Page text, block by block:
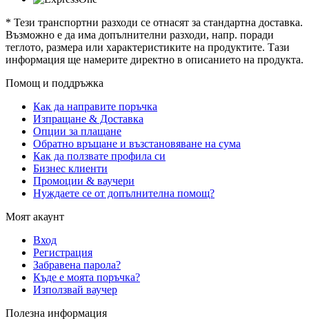
* Тези транспортни разходи се отнасят за стандартна доставка.
Възможно е да има допълнителни разходи, напр. поради
теглото, размера или характеристиките на продуктите. Тази
информация ще намерите директно в описанието на продукта.
Помощ и поддръжка
Как да направите поръчка
Изпращане & Доставка
Опции за плащане
Обратно връщане и възстановяване на сума
Как да ползвате профила си
Бизнес клиенти
Промоции & ваучери
Нуждаете се от допълнителна помощ?
Моят акаунт
Вход
Регистрация
Забравена парола?
Къде е моята поръчка?
Използвай ваучер
Полезна информация